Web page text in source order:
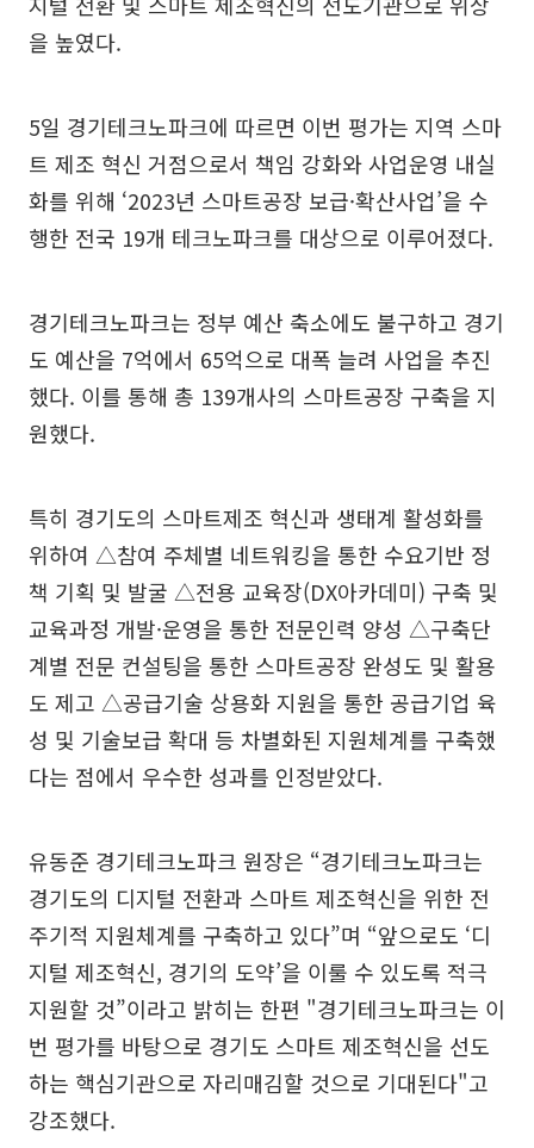
을 높였다.
5일 경기테크노파크에 따르면 이번 평가는 지역 스마
트 제조 혁신 거점으로서 책임 강화와 사업운영 내실
화를 위해 ‘2023년 스마트공장 보급·확산사업’을 수
행한 전국 19개 테크노파크를 대상으로 이루어졌다.
경기테크노파크는 정부 예산 축소에도 불구하고 경기
도 예산을 7억에서 65억으로 대폭 늘려 사업을 추진
했다. 이를 통해 총 139개사의 스마트공장 구축을 지
원했다.
특히 경기도의 스마트제조 혁신과 생태계 활성화를
위하여 △참여 주체별 네트워킹을 통한 수요기반 정
책 기획 및 발굴 △전용 교육장(DX아카데미) 구축 및
교육과정 개발·운영을 통한 전문인력 양성 △구축단
계별 전문 컨설팅을 통한 스마트공장 완성도 및 활용
도 제고 △공급기술 상용화 지원을 통한 공급기업 육
성 및 기술보급 확대 등 차별화된 지원체계를 구축했
다는 점에서 우수한 성과를 인정받았다.
유동준 경기테크노파크 원장은 “경기테크노파크는
경기도의 디지털 전환과 스마트 제조혁신을 위한 전
주기적 지원체계를 구축하고 있다”며 “앞으로도 ‘디
지털 제조혁신, 경기의 도약’을 이룰 수 있도록 적극
지원할 것”이라고 밝히는 한편 "경기테크노파크는 이
번 평가를 바탕으로 경기도 스마트 제조혁신을 선도
하는 핵심기관으로 자리매김할 것으로 기대된다"고
강조했다.